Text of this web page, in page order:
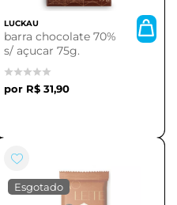
LUCKAU
barra chocolate 70%
s/ açucar 75g.
R$ 31,90